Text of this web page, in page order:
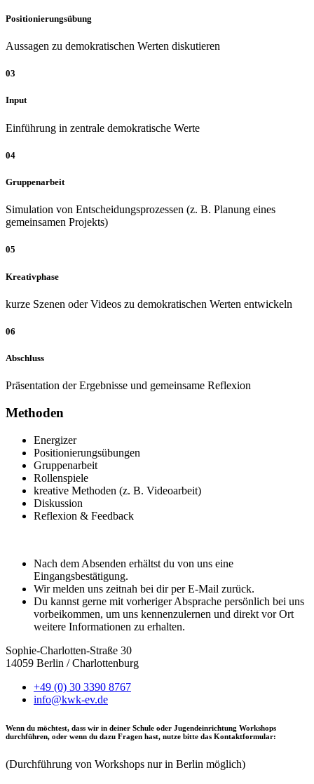
Positionierungsübung
Aussagen zu demokratischen Werten diskutieren
03
Input
Einführung in zentrale demokratische Werte
04
Gruppenarbeit
Simulation von Entscheidungsprozessen (z. B. Planung eines
gemeinsamen Projekts)
05
Kreativphase
kurze Szenen oder Videos zu demokratischen Werten entwickeln
06
Abschluss
Präsentation der Ergebnisse und gemeinsame Reflexion
Methoden
Energizer
Positionierungsübungen
Gruppenarbeit
Rollenspiele
kreative Methoden (z. B. Videoarbeit)
Diskussion
Reflexion & Feedback
Nach dem Absenden erhältst du von uns eine
Eingangsbestätigung.
Wir melden uns zeitnah bei dir per E-Mail zurück.
Du kannst gerne mit vorheriger Absprache persönlich bei uns
vorbeikommen, um uns kennenzulernen und direkt vor Ort
weitere Informationen zu erhalten.
Sophie-Charlotten-Straße 30
14059 Berlin / Charlottenburg
+49 (0) 30 3390 8767
info@kwk-ev.de
Wenn du möchtest, dass wir in deiner Schule oder Jugendeinrichtung Workshops
durchführen, oder wenn du dazu Fragen hast, nutze bitte das Kontaktformular:
(Durchführung von Workshops nur in Berlin möglich)